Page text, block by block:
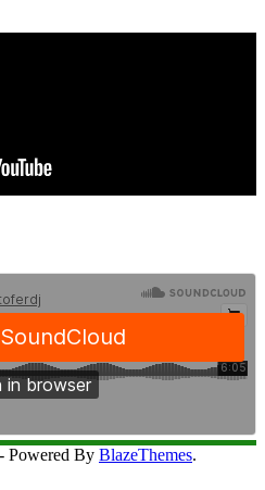
Powered By BlazeThemes.